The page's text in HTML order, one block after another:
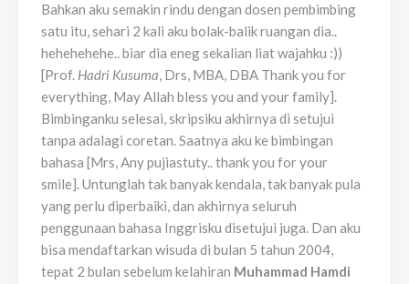
Bahkan aku semakin rindu dengan dosen pembimbing
satu itu, sehari 2 kali aku bolak-balik ruangan dia..
hehehehehe.. biar dia eneg sekalian liat wajahku :))
[Prof. Hadri Kusuma, Drs, MBA, DBA Thank you for
everything, May Allah bless you and your family].
Bimbinganku selesai, skripsiku akhirnya di setujui
tanpa adalagi coretan. Saatnya aku ke bimbingan
bahasa [Mrs, Any pujiastuty.. thank you for your
smile]. Untunglah tak banyak kendala, tak banyak pula
yang perlu diperbaiki, dan akhirnya seluruh
penggunaan bahasa Inggrisku disetujui juga. Dan aku
bisa mendaftarkan wisuda di bulan 5 tahun 2004,
tepat 2 bulan sebelum kelahiran Muhammad Hamdi